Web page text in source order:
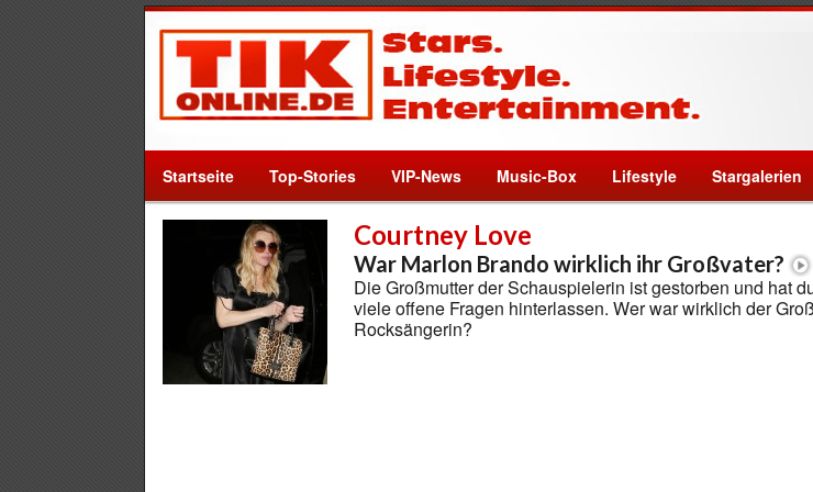
Startseite Top-Stories VIP-News Music-Box Lifestyle Stargalerien
Courtney Love
War Marlon Brando wirklich ihr Großvater?
Die Großmutter der Schauspielerin ist gestorben und hat
viele offene Fragen hinterlassen. Wer war wirklich der
Rocksängerin?